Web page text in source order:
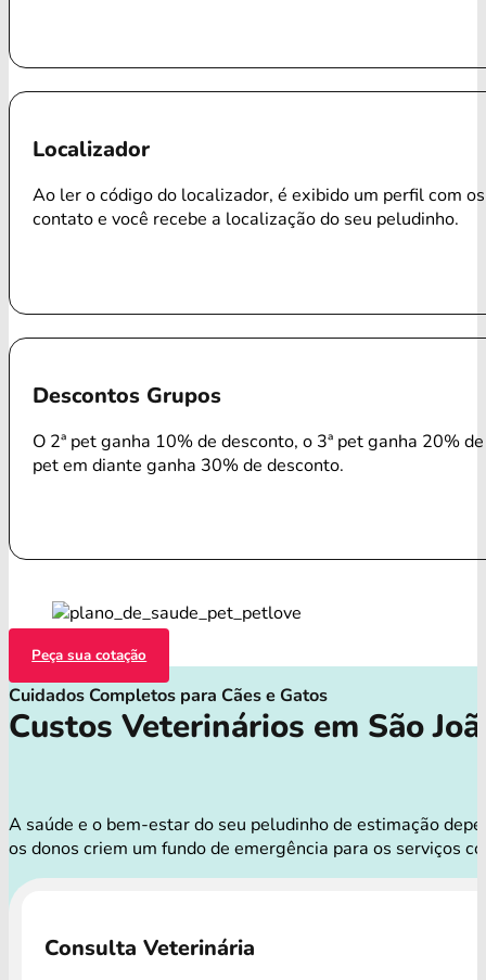
Localizador
Ao ler o código do localizador, é exibido um perfil com
contato e você recebe a localização do seu peludinho.
Descontos Grupos
O 2ª pet ganha 10% de desconto, o 3ª pet ganha 20%
pet em diante ganha 30% de desconto.
Peça sua cotação
Cuidados Completos para Cães e Gatos
Custos Veterinários em São
A saúde e o bem-estar do seu peludinho de estimação
os donos criem um fundo de emergência para os serviços
Consulta Veterinária